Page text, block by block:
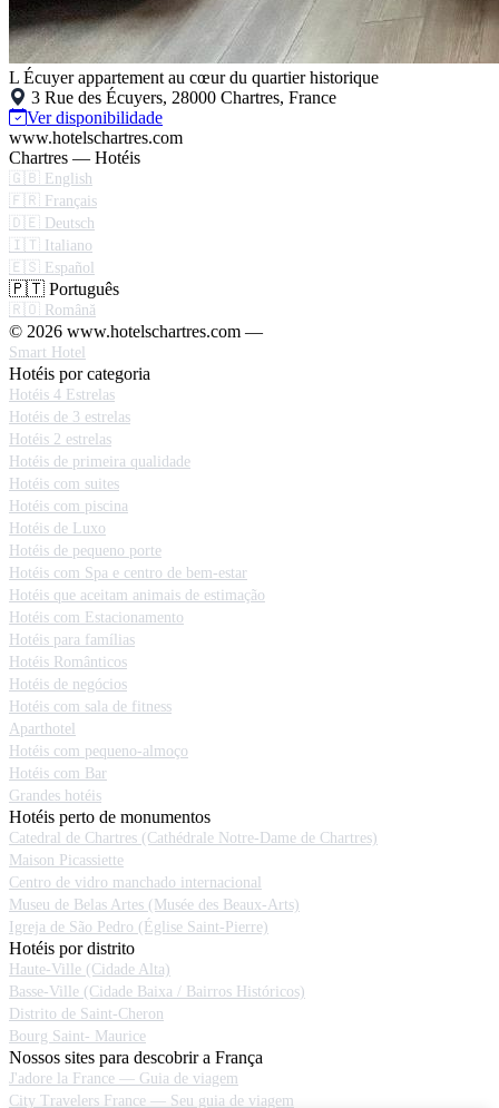
L Écuyer appartement au cœur du quartier historique
3 Rue des Écuyers, 28000 Chartres, France
Ver disponibilidade
www.hotelschartres.com
Chartres — Hotéis
🇬🇧 English
🇫🇷 Français
🇩🇪 Deutsch
🇮🇹 Italiano
🇪🇸 Español
🇵🇹 Português
🇷🇴 Română
© 2026 www.hotelschartres.com —
Smart Hotel
Hotéis por categoria
Hotéis 4 Estrelas
Hotéis de 3 estrelas
Hotéis 2 estrelas
Hotéis de primeira qualidade
Hotéis com suites
Hotéis com piscina
Hotéis de Luxo
Hotéis de pequeno porte
Hotéis com Spa e centro de bem-estar
Hotéis que aceitam animais de estimação
Hotéis com Estacionamento
Hotéis para famílias
Hotéis Românticos
Hotéis de negócios
Hotéis com sala de fitness
Aparthotel
Hotéis com pequeno-almoço
Hotéis com Bar
Grandes hotéis
Hotéis perto de monumentos
Catedral de Chartres (Cathédrale Notre-Dame de Chartres)
Maison Picassiette
Centro de vidro manchado internacional
Museu de Belas Artes (Musée des Beaux-Arts)
Igreja de São Pedro (Église Saint-Pierre)
Hotéis por distrito
Haute-Ville (Cidade Alta)
Basse-Ville (Cidade Baixa / Bairros Históricos)
Distrito de Saint-Cheron
Bourg Saint- Maurice
Nossos sites para descobrir a França
J'adore la France — Guia de viagem
City Travelers France — Seu guia de viagem